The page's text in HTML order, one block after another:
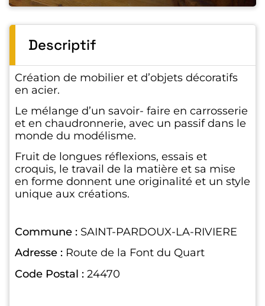
Descriptif
Création de mobilier et d’objets décoratifs
en acier.
Le mélange d’un savoir- faire en carrosserie
et en chaudronnerie, avec un passif dans le
monde du modélisme.
Fruit de longues réflexions, essais et
croquis, le travail de la matière et sa mise
en forme donnent une originalité et un style
unique aux créations.
Commune : SAINT-PARDOUX-LA-RIVIERE
Adresse : Route de la Font du Quart
Code Postal : 24470